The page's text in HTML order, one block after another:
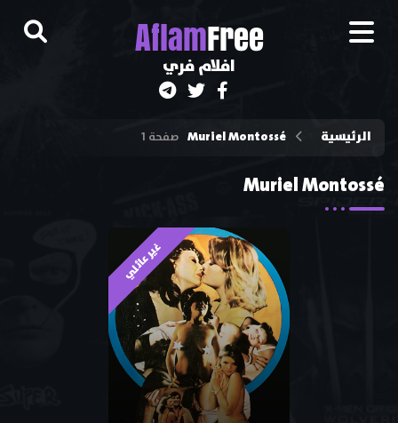
AflamFree
افلام فري
الرئيسية Muriel Montossé صفحة 1
Muriel Montossé
غير عائلي